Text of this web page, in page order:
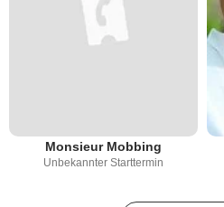
Monsieur Mobbing
Unbekannter Starttermin